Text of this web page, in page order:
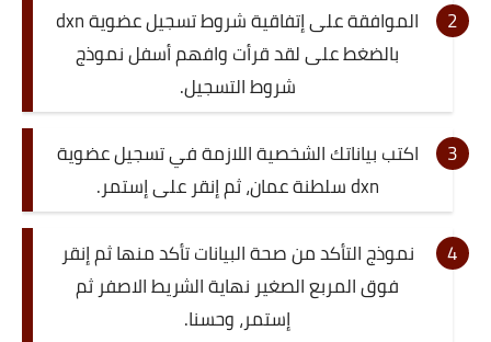
الموافقة على إتفاقية شروط تسجيل عضوية dxn
بالضغط على لقد قرأت وافهم أسفل نموذج
شروط التسجيل.
اكتب بياناتك الشخصية اللازمة في تسجيل عضوية
dxn سلطنة عمان، ثم إنقر على إستمر.
نموذج التأكد من صحة البيانات تأكد منها ثم إنقر
فوق المربع الصغير نهاية الشريط الاصفر ثم
إستمر، وحسنا.